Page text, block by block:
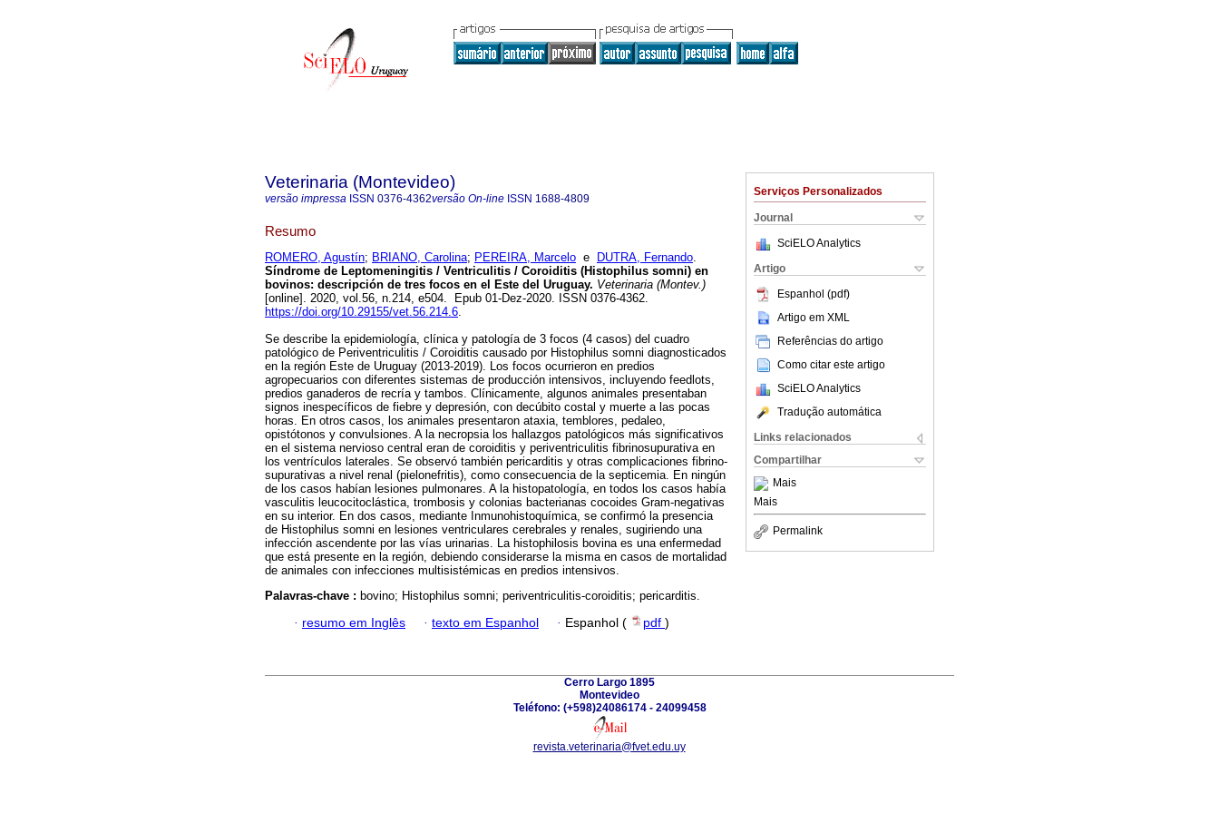
Serviços Personalizados
Journal
SciELO Analytics
Artigo
Espanhol (pdf)
Artigo em XML
Referências do artigo
Como citar este artigo
SciELO Analytics
Tradução automática
Links relacionados
Compartilhar
Mais
Mais
Permalink
Veterinaria (Montevideo)
versão impressa ISSN 0376-4362versão On-line ISSN 1688-4809
Resumo
ROMERO, Agustín; BRIANO, Carolina; PEREIRA, Marcelo e DUTRA, Fernando.
Síndrome de Leptomeningitis / Ventriculitis / Coroiditis (Histophilus somni) en
bovinos: descripción de tres focos en el Este del Uruguay. Veterinaria (Montev.)
[online]. 2020, vol.56, n.214, e504. Epub 01-Dez-2020. ISSN 0376-4362.
https://doi.org/10.29155/vet.56.214.6.
Se describe la epidemiología, clínica y patología de 3 focos (4 casos) del cuadro
patológico de Periventriculitis / Coroiditis causado por Histophilus somni diagnosticados
en la región Este de Uruguay (2013-2019). Los focos ocurrieron en predios
agropecuarios con diferentes sistemas de producción intensivos, incluyendo feedlots,
predios ganaderos de recría y tambos. Clínicamente, algunos animales presentaban
signos inespecíficos de fiebre y depresión, con decúbito costal y muerte a las pocas
horas. En otros casos, los animales presentaron ataxia, temblores, pedaleo,
opistótonos y convulsiones. A la necropsia los hallazgos patológicos más significativos
en el sistema nervioso central eran de coroiditis y periventriculitis fibrinosupurativa en
los ventrículos laterales. Se observó también pericarditis y otras complicaciones fibrino-
supurativas a nivel renal (pielonefritis), como consecuencia de la septicemia. En ningún
de los casos habían lesiones pulmonares. A la histopatología, en todos los casos había
vasculitis leucocitoclástica, trombosis y colonias bacterianas cocoides Gram-negativas
en su interior. En dos casos, mediante Inmunohistoquímica, se confirmó la presencia
de Histophilus somni en lesiones ventriculares cerebrales y renales, sugiriendo una
infección ascendente por las vías urinarias. La histophilosis bovina es una enfermedad
que está presente en la región, debiendo considerarse la misma en casos de mortalidad
de animales con infecciones multisistémicas en predios intensivos.
Palavras-chave : bovino; Histophilus somni; periventriculitis-coroiditis; pericarditis.
· resumo em Inglês · texto em Espanhol · Espanhol ( pdf )
Cerro Largo 1895
Montevideo
Teléfono: (+598)24086174 - 24099458
revista.veterinaria@fvet.edu.uy